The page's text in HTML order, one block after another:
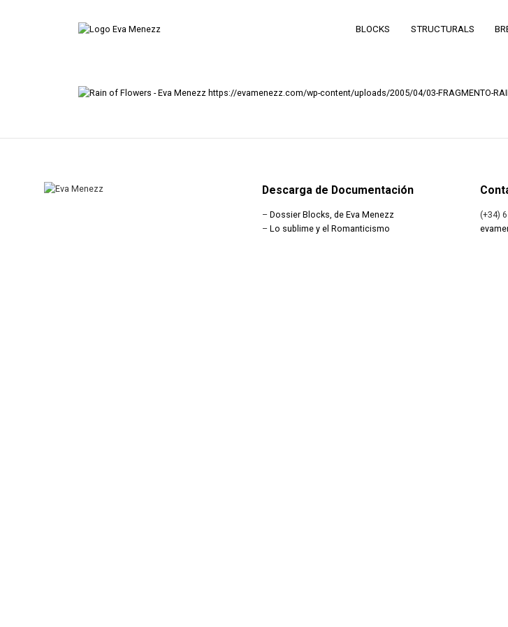
BLOCKS STRUCTURALS
https://evamenezz.com/wp-content/uploads/2005/04/03-FRAGMENTO-
Descarga de Documentación
– Dossier Blocks, de Eva Menezz
– Lo sublime y el Romanticismo
(+34)